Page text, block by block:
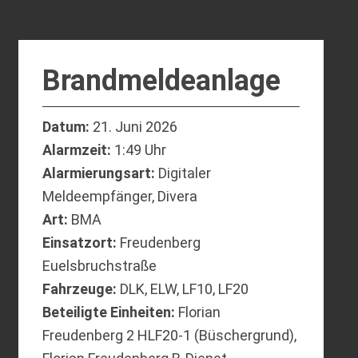
Brandmeldeanlage
Datum: 21. Juni 2026
Alarmzeit: 1:49 Uhr
Alarmierungsart: Digitaler
Meldeempfänger, Divera
Art: BMA
Einsatzort: Freudenberg
Euelsbruchstraße
Fahrzeuge: DLK, ELW, LF10, LF20
Beteiligte Einheiten: Florian
Freudenberg 2 HLF20-1 (Büschergrund),